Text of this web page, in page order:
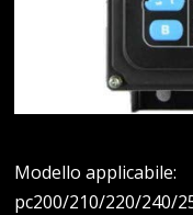
Modello applicabile:
pc200/210/220/240/